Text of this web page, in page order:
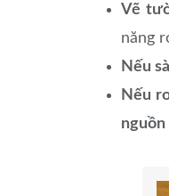
Vẽ
năng
Nếu
Nếu
nguồn